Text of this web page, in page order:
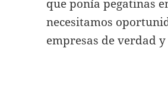
que ponía pegatinas
necesitamos
empresas de verdad